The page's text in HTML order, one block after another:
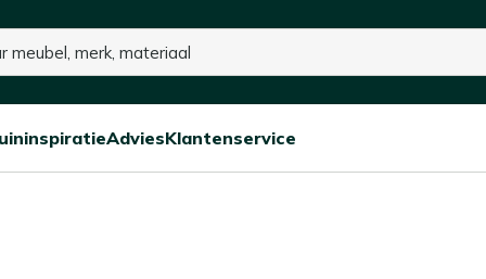
Open/sluitOpen/sluit
Advies
Open/sluit
Klantenservice